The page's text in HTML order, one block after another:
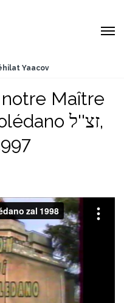
Yaacov
Maître
Rabbi Yaacov Tolédano זצ''ל,